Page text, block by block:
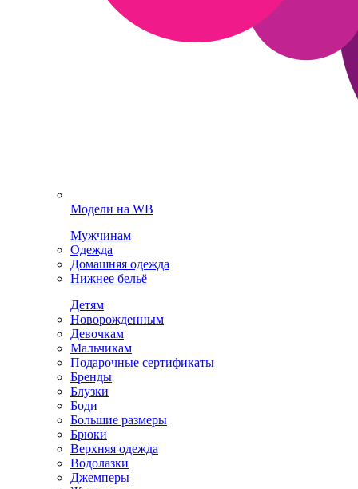
Модели на WB
Мужчинам
Одежда
Домашняя одежда
Нижнее бельё
Детям
Новорожденным
Девочкам
Мальчикам
Подарочные сертификаты
Бренды
Блузки
Боди
Большие размеры
Брюки
Верхняя одежда
Водолазки
Джемперы